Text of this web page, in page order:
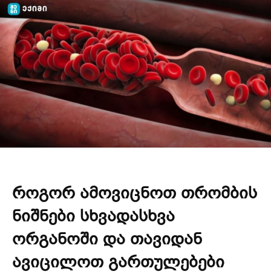
როგორ ამოვიცნოთ თრომბის
ნიშნები სხვადასხვა
ორგანოში და თავიდან
ავიცილოთ გართულებები